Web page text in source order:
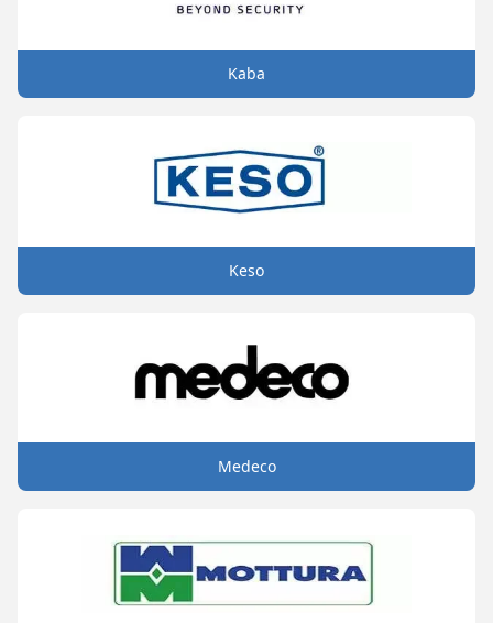
Kaba
Keso
Medeco